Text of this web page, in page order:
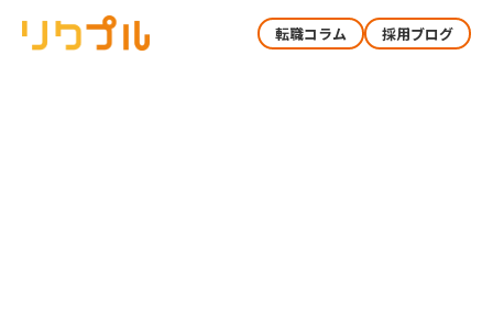
転職コラム 採用ブログ